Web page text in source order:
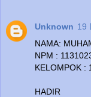
Unknown 19
NAMA:
NPM :
KELOMPOK :
HADIR